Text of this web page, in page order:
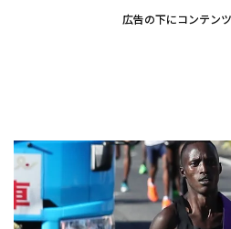
広告の下にコンテン